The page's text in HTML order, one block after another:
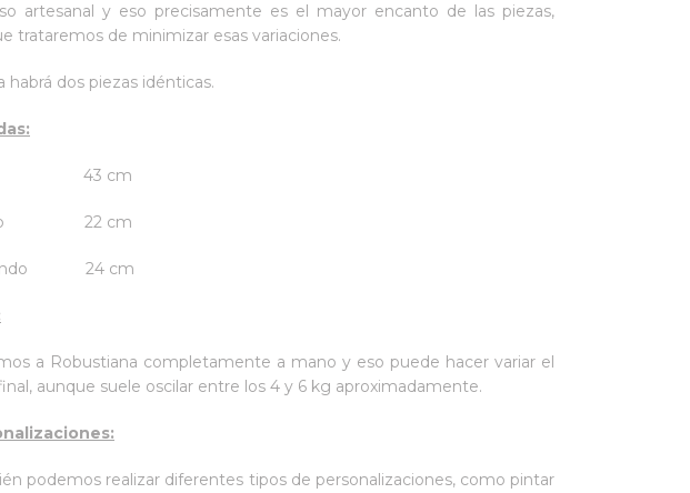
artesanal y eso precisamente es el mayor encanto de las piezas,
trataremos de minimizar esas variaciones.
habrá dos piezas idénticas.
43 cm
22 cm
24 cm
a Robustiana completamente a mano y eso puede hacer variar el
aunque suele oscilar entre los 4 y 6 kg aproximadamente.
podemos realizar diferentes tipos de personalizaciones, como pintar